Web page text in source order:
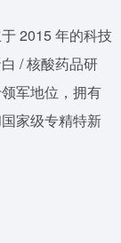
2015 年的科技
/ 核酸药品研
军地位，拥有
家级专精特新